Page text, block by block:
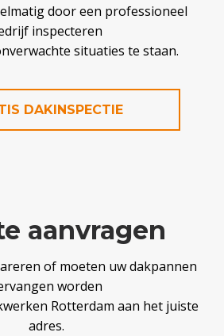
door een professioneel
inspecteren
situaties te staan.
DAKINSPECTIE
aanvragen
of moeten uw dakpannen
worden
Rotterdam aan het juiste
adres.